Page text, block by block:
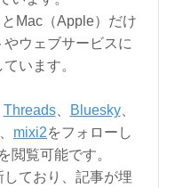
Mac（Apple）だけ
ウェブサービスに
います。
Threads、 Bluesky、
mixi2をフォローし
閲覧可能です。
ており、記事が埋